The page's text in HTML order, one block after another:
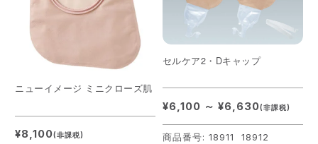
ニューイメージ ミニクローズ肌
¥8,100(非課税)
セルケア2・Dキャップ
¥6,100 ～ ¥6,630(非課税)
商品番号: 18911 18912